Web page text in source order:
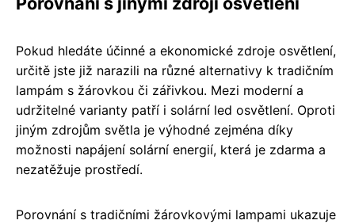
Pokud hledáte účinné a ekonomické zdroje osvětlení,
určitě jste již narazili na různé alternativy k tradičním
lampám s žárovkou či zářivkou. Mezi moderní a
udržitelné varianty patří i solární led osvětlení. Oproti
jiným zdrojům světla je výhodné zejména díky
možnosti napájení solární energií, která je zdarma a
nezatěžuje prostředí.
Porovnání s tradičními žárovkovými lampami ukazuje